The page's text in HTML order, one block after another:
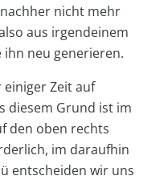
nicht mehr
aus irgendeinem
ihn neu generieren.
einiger Zeit auf
diesem Grund ist im
den oben rechts
im daraufhin
entscheiden wir uns